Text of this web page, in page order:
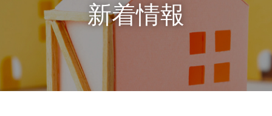
新着情報